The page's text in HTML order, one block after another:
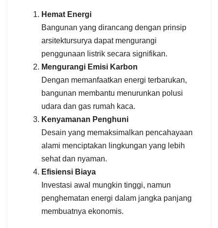
Hemat Energi
Bangunan yang dirancang dengan prinsip
arsitektursurya dapat mengurangi
penggunaan listrik secara signifikan.
Mengurangi Emisi Karbon
Dengan memanfaatkan energi terbarukan,
bangunan membantu menurunkan polusi
udara dan gas rumah kaca.
Kenyamanan Penghuni
Desain yang memaksimalkan pencahayaan
alami menciptakan lingkungan yang lebih
sehat dan nyaman.
Efisiensi Biaya
Investasi awal mungkin tinggi, namun
penghematan energi dalam jangka panjang
membuatnya ekonomis.